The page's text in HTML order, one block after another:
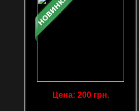
Цена: 200 грн.